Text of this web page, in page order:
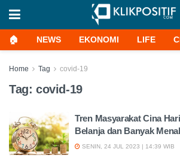
🏠 NEWS EKONOMI LIFE
Home Tag covid-19
Tag: covid-19
Tren Masyarakat Cina
Belanja dan Banyak
SENIN, 24 JUL 2023 | 14:39 WIB